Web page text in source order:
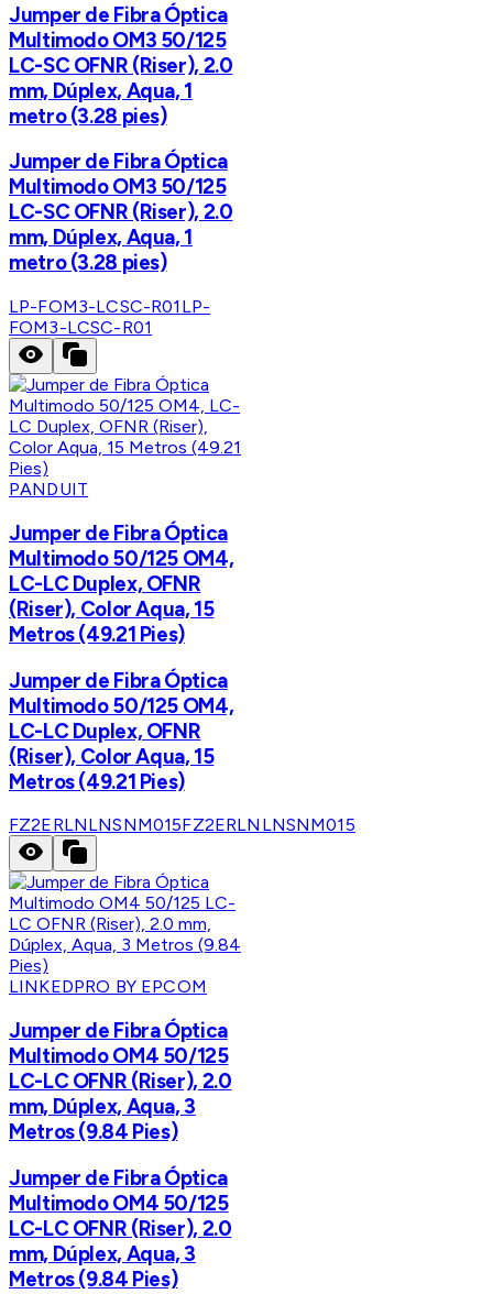
Jumper de Fibra Óptica
Multimodo OM3 50/125
LC-SC OFNR (Riser), 2.0
mm, Dúplex, Aqua, 1
metro (3.28 pies)
Jumper de Fibra Óptica
Multimodo OM3 50/125
LC-SC OFNR (Riser), 2.0
mm, Dúplex, Aqua, 1
metro (3.28 pies)
LP-FOM3-LCSC-R01 LP-
FOM3-LCSC-R01
PANDUIT
Jumper de Fibra Óptica
Multimodo 50/125 OM4,
LC-LC Duplex, OFNR
(Riser), Color Aqua, 15
Metros (49.21 Pies)
Jumper de Fibra Óptica
Multimodo 50/125 OM4,
LC-LC Duplex, OFNR
(Riser), Color Aqua, 15
Metros (49.21 Pies)
FZ2ERLNLNSNM015FZ2ERLNLNSNM015
LINKEDPRO BY EPCOM
Jumper de Fibra Óptica
Multimodo OM4 50/125
LC-LC OFNR (Riser), 2.0
mm, Dúplex, Aqua, 3
Metros (9.84 Pies)
Jumper de Fibra Óptica
Multimodo OM4 50/125
LC-LC OFNR (Riser), 2.0
mm, Dúplex, Aqua, 3
Metros (9.84 Pies)